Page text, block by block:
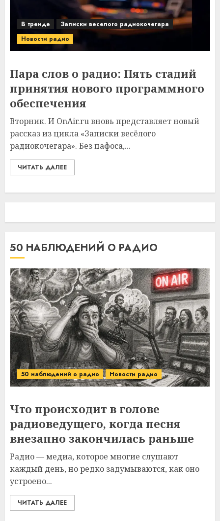
В тренде
Записки веселого радиокочегара
Новости радио
Пара слов о радио: Пять стадий
принятия нового программного
обеспечения
Вторник. И OnAir.ru вновь представляет новый
рассказ из цикла «Записки весёлого
радиокочегара». Без пафоса,...
ЧИТАТЬ ДАЛЕЕ
50 НАБЛЮДЕНИЙ О РАДИО
50 наблюдений о радио Новости радио
Что происходит в голове
радиоведущего, когда песня
внезапно закончилась раньше
Радио — медиа, которое многие слушают
каждый день, но редко задумываются, как оно
устроено...
ЧИТАТЬ ДАЛЕЕ